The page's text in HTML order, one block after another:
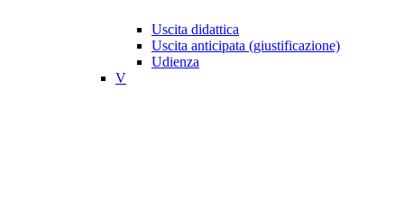
Uscita didattica
Uscita anticipata (giustificazione)
Udienza
V